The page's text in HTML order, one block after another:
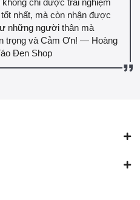
chỉ được trải nghiệm
nhất, mà còn nhận được
những người thân mà
trọng và Cảm Ơn! — Hoàng
Đen Shop